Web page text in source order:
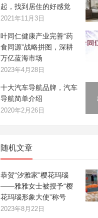
起，找到居住的好感觉
2021年11月3日
叶同仁健康产业完善“药
食同源”战略拼图，深耕
万亿蓝海市场
2023年4月28日
十大汽车导航品牌，汽车
导航简单介绍
2020年2月26日
随机文章
恭贺“汐雅家”樱花玛瑙
——雅雅女士被授予“樱
花玛瑙形象大使”称号
2023年8月22日